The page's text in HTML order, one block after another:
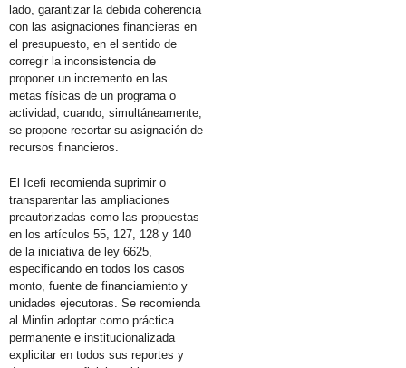
lado, garantizar la debida coherencia
con las asignaciones financieras en
el presupuesto, en el sentido de
corregir la inconsistencia de
proponer un incremento en las
metas físicas de un programa o
actividad, cuando, simultáneamente,
se propone recortar su asignación de
recursos financieros.
El Icefi recomienda suprimir o
transparentar las ampliaciones
preautorizadas como las propuestas
en los artículos 55, 127, 128 y 140
de la iniciativa de ley 6625,
especificando en todos los casos
monto, fuente de financiamiento y
unidades ejecutoras. Se recomienda
al Minfin adoptar como práctica
permanente e institucionalizada
explicitar en todos sus reportes y